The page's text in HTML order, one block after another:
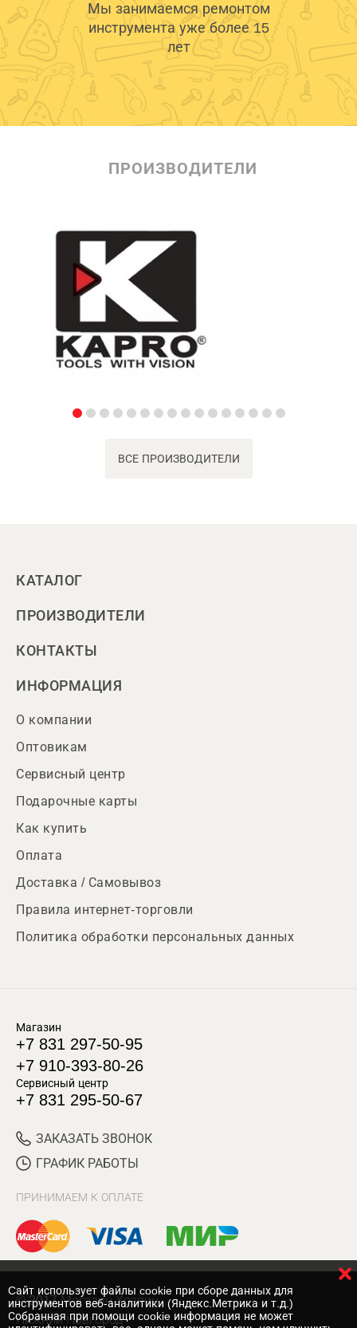
Мы занимаемся ремонтом
инструмента уже более 15
лет
ПРОИЗВОДИТЕЛИ
ВСЕ ПРОИЗВОДИТЕЛИ
КАТАЛОГ
ПРОИЗВОДИТЕЛИ
КОНТАКТЫ
ИНФОРМАЦИЯ
О компании
Оптовикам
Сервисный центр
Подарочные карты
Как купить
Оплата
Доставка / Самовывоз
Правила интернет-торговли
Политика обработки персональных данных
Магазин
+7 831 297-50-95
+7 910-393-80-26
Сервисный центр
+7 831 295-50-67
ЗАКАЗАТЬ ЗВОНОК
ГРАФИК РАБОТЫ
ПРИНИМАЕМ К ОПЛАТЕ
© 2017 Магазин Хозяин
Нижний Новгород
Cайт использует файлы cookie при сборе данных для
инструментов веб-аналитики (Яндекс.Метрика и т.д.)
Собранная при помощи cookie информация не может